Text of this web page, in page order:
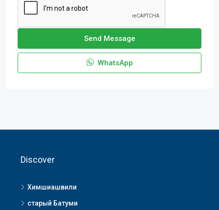
Send Message
WhatsApp
Discover
Химшиашвили
старый Батуми